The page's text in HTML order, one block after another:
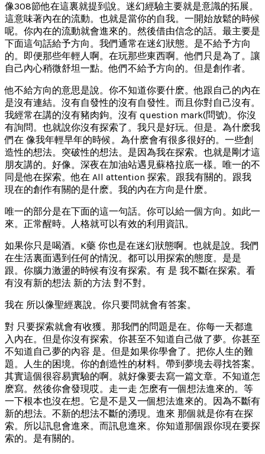
像308節他在這裏就提到說。迷幻經驗主要就是意識的拓展。
這意味著內在的流動。也就是當你的自我。一開始放鬆的時候
呢。你內在的流動就會進來的。然後借由信念的話。最主要是
下面這句話給予方向。我們通常在迷幻狀態。是不給予方向
的。即便那些年輕人啊。在玩那些東西啊。他們只是為了。讓
自己內心稍微舒坦一點。他們不給予方向的。但是創作者。
他不給方向的意思是說。你不知道你要什麽。他跟自己的內在
是沒有連結。沒有自發性的沒有自發性。而且你對自己沒有。
我經常在講的沒有豬肉鉤。沒有 question mark(問號)。你沒
有詢問。也就說你沒有探索了。我只是好玩。但是。為什麽我
們在 像我年輕早年的時候。為什麽會有很多很好的。一些創
造性的想法。突破性的想法。是因為我在探索。也就是剛才這
朋友講的。好像。深夜在加油站遇見蘇格拉底一樣。唯一的不
同是他在探索。他在 All attention 探索。跟我有關的。跟我
現在的創作有關的是什麽。我的內在方向是什麽。
唯一的部分是在下面的這一句話。你可以給一個方向。如此一
來。正常醒時。人格就可以有效的利用資訊。
如果你只是喝酒。K藥 你也是在迷幻狀態啊。也就是說。我們
在生活裏面遇到任何的情況。都可以用探索的態度。是是
跟。你腦力激盪的時候有沒有探索。有 是 我不斷在探索。看
有沒有新的想法 新的方法 對不對。
我在 所以像聖經裏說。你只要問就會有答案。
對 只要探索就會有收獲。那我們的問題是在。你每一天都進
入內在。但是你沒有探索。你甚至不知道自己做了夢。你甚至
不知道自己夢的內容 是。但是如果你學會了。把你人生的難
題。人生的困境。你的創造性的材料。帶到夢境去尋找答案。
其實這個很容易實驗的啊。就好像要去寫一篇文章。不知道怎
麽寫。然後你會發現哎。走一走 怎麽有一個想法進來的。等
一下根本也沒在想。它是不是又一個想法進來的。因為不斷有
新的想法。不新的想法不斷的湧現。進來 那個就是你有在探
索。所以訊息會進來。而訊息進來。你知道那個跟你現在要探
索的。是有關的。